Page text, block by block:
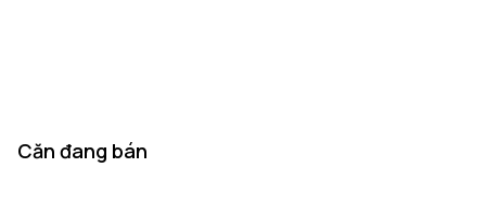
Căn đang bán